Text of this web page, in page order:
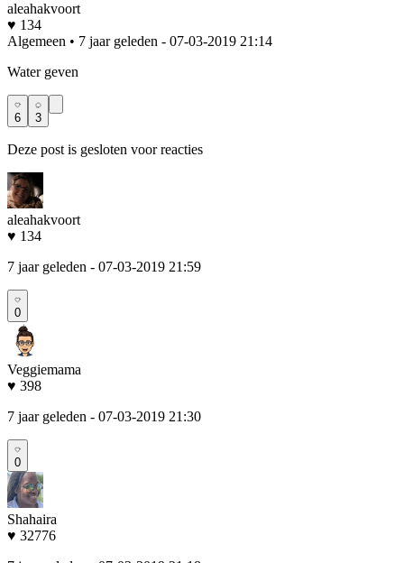
aleahakvoort
♥ 134
Algemeen • 7 jaar geleden - 07-03-2019 21:14
Water geven
6 3
Deze post is gesloten voor reacties
aleahakvoort
♥ 134
7 jaar geleden - 07-03-2019 21:59
0
Veggiemama
♥ 398
7 jaar geleden - 07-03-2019 21:30
0
Shahaira
♥ 32776